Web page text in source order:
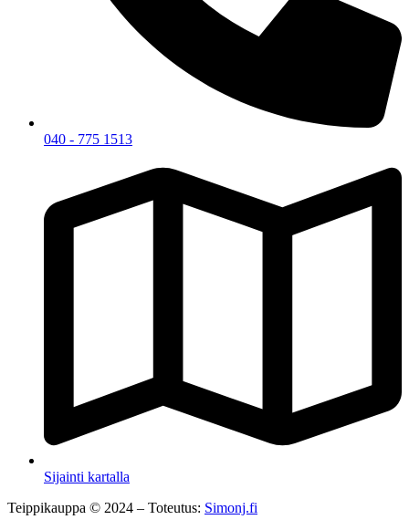
040 - 775 1513
Sijainti kartalla
Teippikauppa © 2024 – Toteutus: Simonj.fi